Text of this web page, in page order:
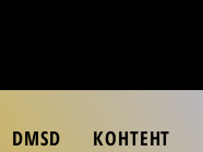
DMSD КОНТЕНТ